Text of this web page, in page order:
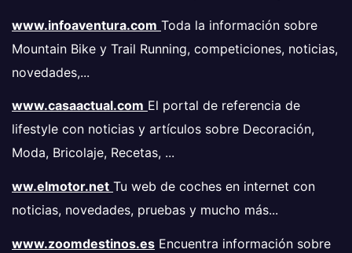
www.infoaventura.com Toda la información sobre
Mountain Bike y Trail Running, competiciones, noticias,
novedades,...
www.casaactual.com El portal de referencia de
lifestyle con noticias y artículos sobre Decoración,
Moda, Bricolaje, Recetas, ...
ww.elmotor.net Tu web de coches en internet con
noticias, novedades, pruebas y mucho más...
www.zoomdestinos.es Encuentra información sobre